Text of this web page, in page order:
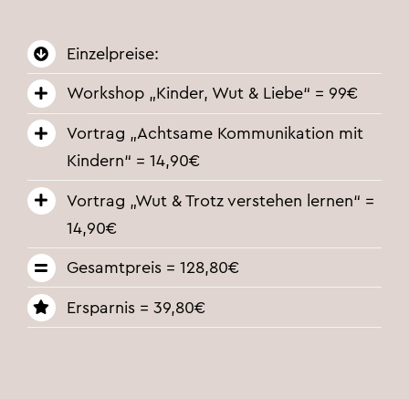
Einzelpreise:
Workshop „Kinder, Wut & Liebe“ = 99€
Vortrag „Achtsame Kommunikation mit
Kindern“ = 14,90€
Vortrag „Wut & Trotz verstehen lernen“ =
14,90€
Gesamtpreis = 128,80€
Ersparnis = 39,80€